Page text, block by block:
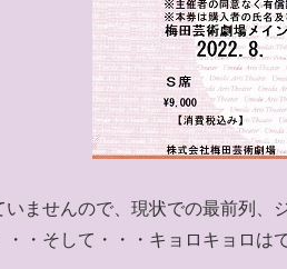
いませんので、現状での最前列
・そして・・・キョロキョロは